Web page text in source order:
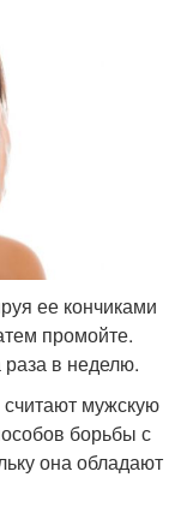
ее кончиками
промойте.
в неделю.
мужскую
борьбы с
она обладают